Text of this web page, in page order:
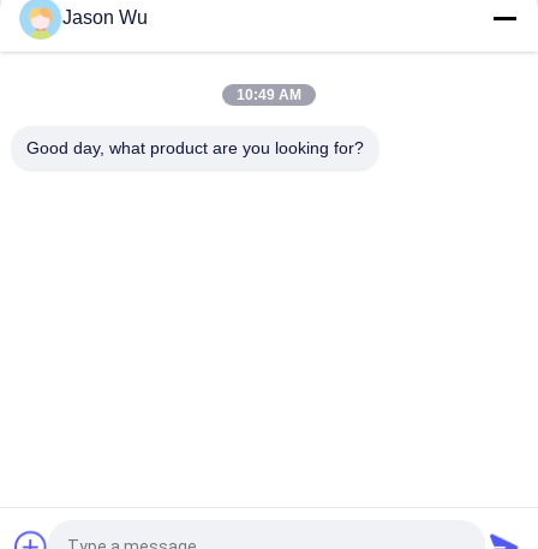
VOLLVO GIETIJZEREN TANDWIELPOMP VOE 14537295 VOOR
ORIGINELE VERVANGING
VOLLVO GEGEERPOMP VOE 14782798 voor de oorspronkelijke
Jason Wu
10:49 AM
Good day, what product are you looking for?